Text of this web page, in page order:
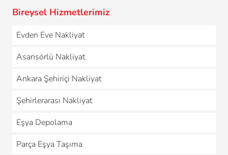
Bireysel Hizmetlerimiz
Evden Eve Nakliyat
Asansörlü Nakliyat
Ankara Şehiriçi Nakliyat
Şehirlerarası Nakliyat
Eşya Depolama
Parça Eşya Taşıma